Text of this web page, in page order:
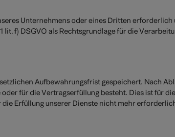
Unternehmens oder eines Dritten
f) DSGVO als Rechtsgrundlage für die
Aufbewahrungsfrist gespeichert. Nach
für die Vertragserfüllung besteht. Dies ist für
Erfüllung unserer Dienste nicht mehr